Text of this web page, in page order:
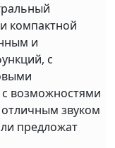
компактной
и
с
возможностями
звуком
предложат